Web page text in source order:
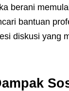
berani
bantuan
diskusi yang